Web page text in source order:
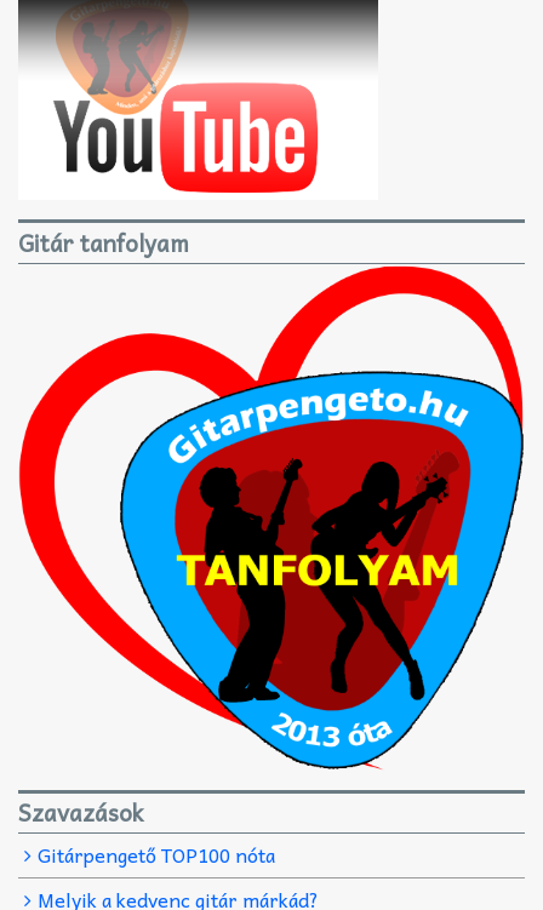
Gitár tanfolyam
Szavazások
Gitárpengető TOP100 nóta
Melyik a kedvenc gitár márkád?